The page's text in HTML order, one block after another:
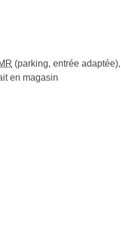
(parking, entrée adaptée),
en magasin